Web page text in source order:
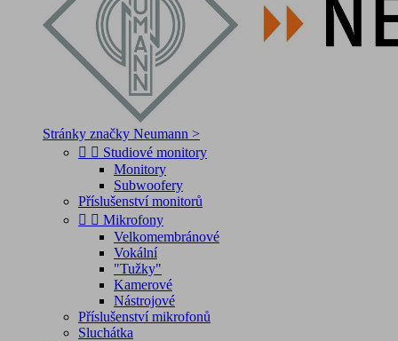
Stránky značky Neumann >
  Studiové monitory
Monitory
Subwoofery
Příslušenství monitorů
  Mikrofony
Velkomembránové
Vokální
"Tužky"
Kamerové
Nástrojové
Příslušenství mikrofonů
Sluchátka